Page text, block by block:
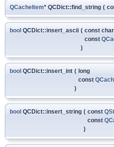
QCacheItem* QCDict::find_string (
bool QCDict::insert_ascii ( const
const
)
bool QCDict::insert_int ( long
const
)
bool QCDict::insert_string ( const
const
)